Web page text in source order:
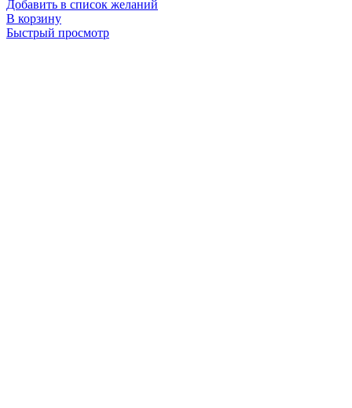
Добавить в список желаний
В корзину
Быстрый просмотр